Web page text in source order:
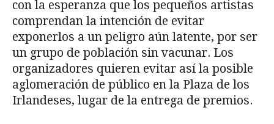
con la esperanza que los pequeños artistas
comprendan la intención de evitar
exponerlos a un peligro aún latente, por ser
un grupo de población sin vacunar. Los
organizadores quieren evitar así la posible
aglomeración de público en la Plaza de los
Irlandeses, lugar de la entrega de premios.